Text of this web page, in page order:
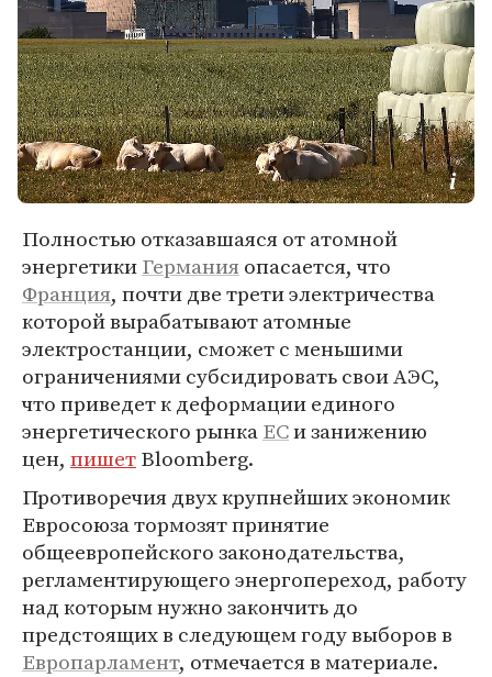
Полностью отказавшаяся от атомной
энергетикиГермания опасается, что
Франция, почти две трети электричества
которой вырабатывают атомные
электростанции, сможет с меньшими
ограничениями субсидировать свои АЭС,
что приведет к деформации единого
энергетического рынкаЕСи занижению
цен, пишетBloomberg.
Противоречия двух крупнейших экономик
Евросоюза тормозят принятие
общеевропейского законодательства,
регламентирующего энергопереход, работу
над которым нужно закончить до
предстоящих в следующем году выборов в
Европарламент, отмечается в материале.